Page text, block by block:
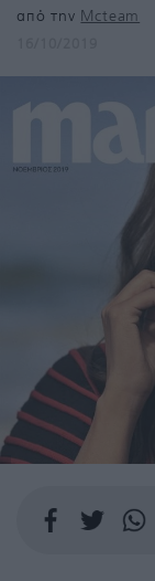
από την Mcteam